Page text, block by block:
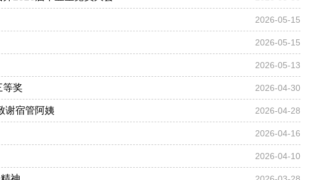
2026-05-15
2026-05-15
2026-05-13
等奖 2026-04-30
谢宿管阿姨 2026-04-28
2026-04-16
2026-04-10